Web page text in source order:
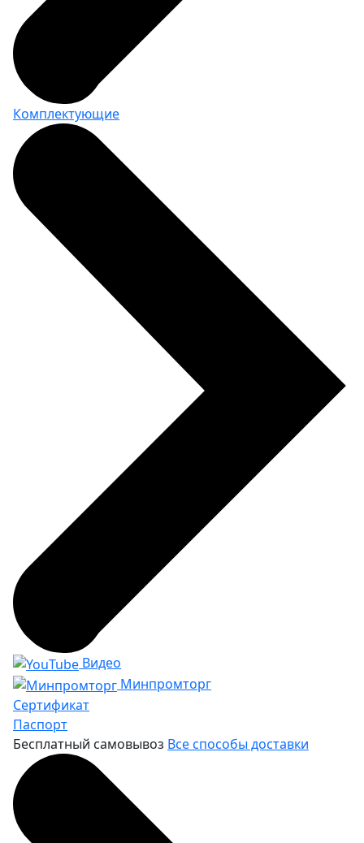
Комплектующие
Видео
Минпромторг
Сертификат
Паспорт
Бесплатный самовывоз Все способы доставки